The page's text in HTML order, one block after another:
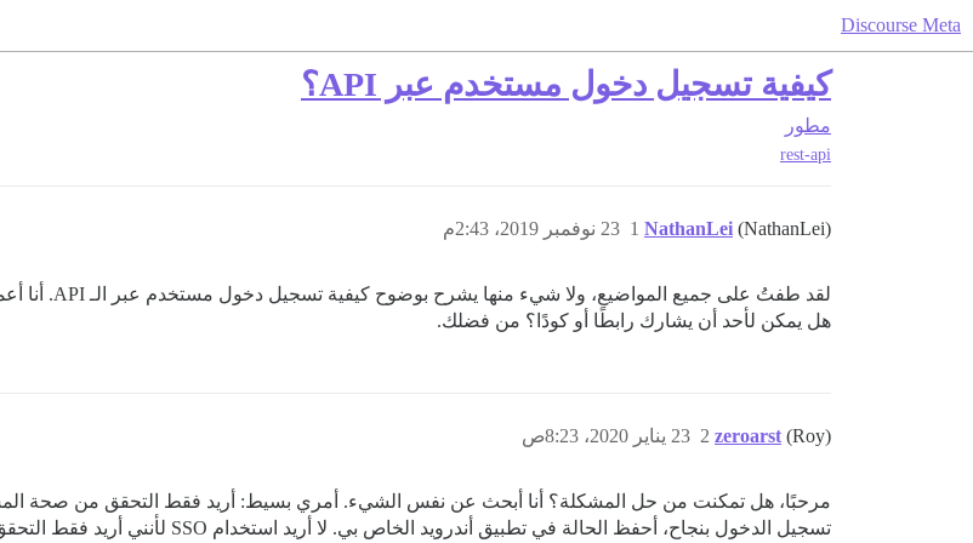
Discourse Meta
كيفية تسجيل دخول مستخدم عبر API؟
مطور
rest-api
NathanLei (NathanLei) 23 نوفمبر 2019، 2:43م 1
هل يمكن لأحد أن يشارك رابطًا أو كودًا؟ من فضلك.
zeroarst (Roy) 23 يناير 2020، 8:23ص 2
مرحبًا، هل تمكنت من حل المشكلة؟ أنا أبحث عن نفس الشيء. أمري بسيط: أريد فقط التحقق من صحة
تسجيل الدخول بنجاح، أحفظ الحالة في تطبيق أندرويد الخاص بي. لا أريد استخدام SSO لأنني أريد فقط التحقق من صحة المستخدم، وهذا كل شيء.